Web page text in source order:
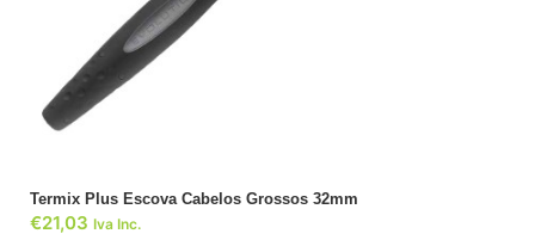
Termix Plus Escova Cabelos Grossos 32mm
€21,03 Iva Inc.